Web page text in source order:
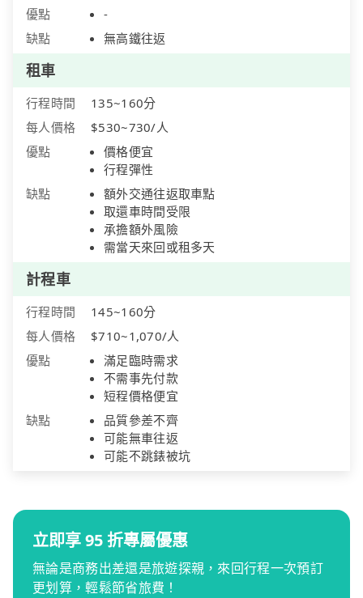
優點
-
缺點
無高鐵往返
租車
行程時間
135~160分
每人價格
$530~730/人
優點
價格便宜
行程彈性
缺點
額外交通往返取車點
取還車時間受限
承擔額外風險
需當天來回或租多天
計程車
行程時間
145~160分
每人價格
$710~1,070/人
優點
滿足臨時需求
不需事先付款
短程價格便宜
缺點
品質參差不齊
可能無車往返
可能不跳錶被坑
立即享 95 折專屬優惠
無論是商務出差還是旅遊探親，來回行程一次預訂
更划算，輕鬆節省旅費！